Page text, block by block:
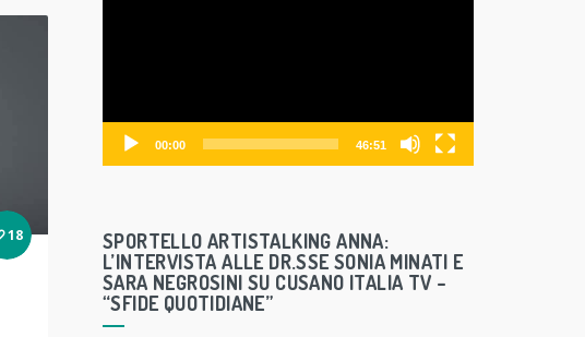
18
a
r
00:00 46:51
SPORTELLO ARTISTALKING ANNA:
L’INTERVISTA ALLE DR.SSE SONIA MINATI E
SARA NEGROSINI SU CUSANO ITALIA TV –
“SFIDE QUOTIDIANE”